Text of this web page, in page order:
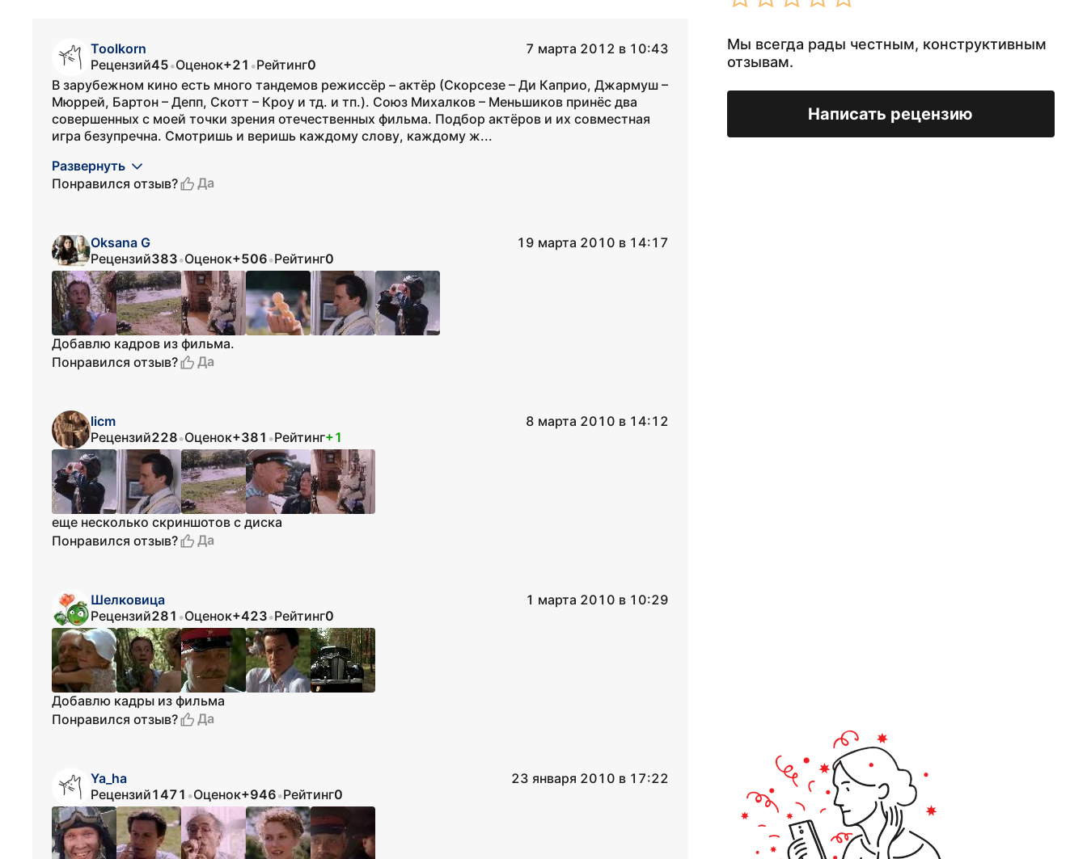
Мы всегда рады честным, конструктивным
отзывам.
Написать рецензию
Toolkorn
7 марта 2012 в 10:43
Рецензий45•Оценок+21 •Рейтинг0
В зарубежном кино есть много тандемов режиссёр – актёр (Скорсезе – Ди Каприо, Джармуш –
Мюррей, Бартон – Депп, Скотт – Кроу и тд. и тп.). Союз Михалков – Меньшиков принёс два
совершенных с моей точки зрения отечественных фильма. Подбор актёров и их совместная
игра безупречна. Смотришь и веришь каждому слову, каждому ж...
Развернуть
Понравился отзыв?
Да
Oksana G
19 марта 2010 в 14:17
Рецензий383•Оценок+506•Рейтинг0
Добавлю кадров из фильма.
Понравился отзыв?
Да
licm
8 марта 2010 в 14:12
Рецензий228•Оценок+381 •Рейтинг+1
еще несколько скриншотов с диска
Понравился отзыв?
Да
Шелковица
1 марта 2010 в 10:29
Рецензий281 •Оценок+423•Рейтинг0
Добавлю кадры из фильма
Понравился отзыв?
Да
Ya_ha
23 января 2010 в 17:22
Рецензий1471 •Оценок+946•Рейтинг0